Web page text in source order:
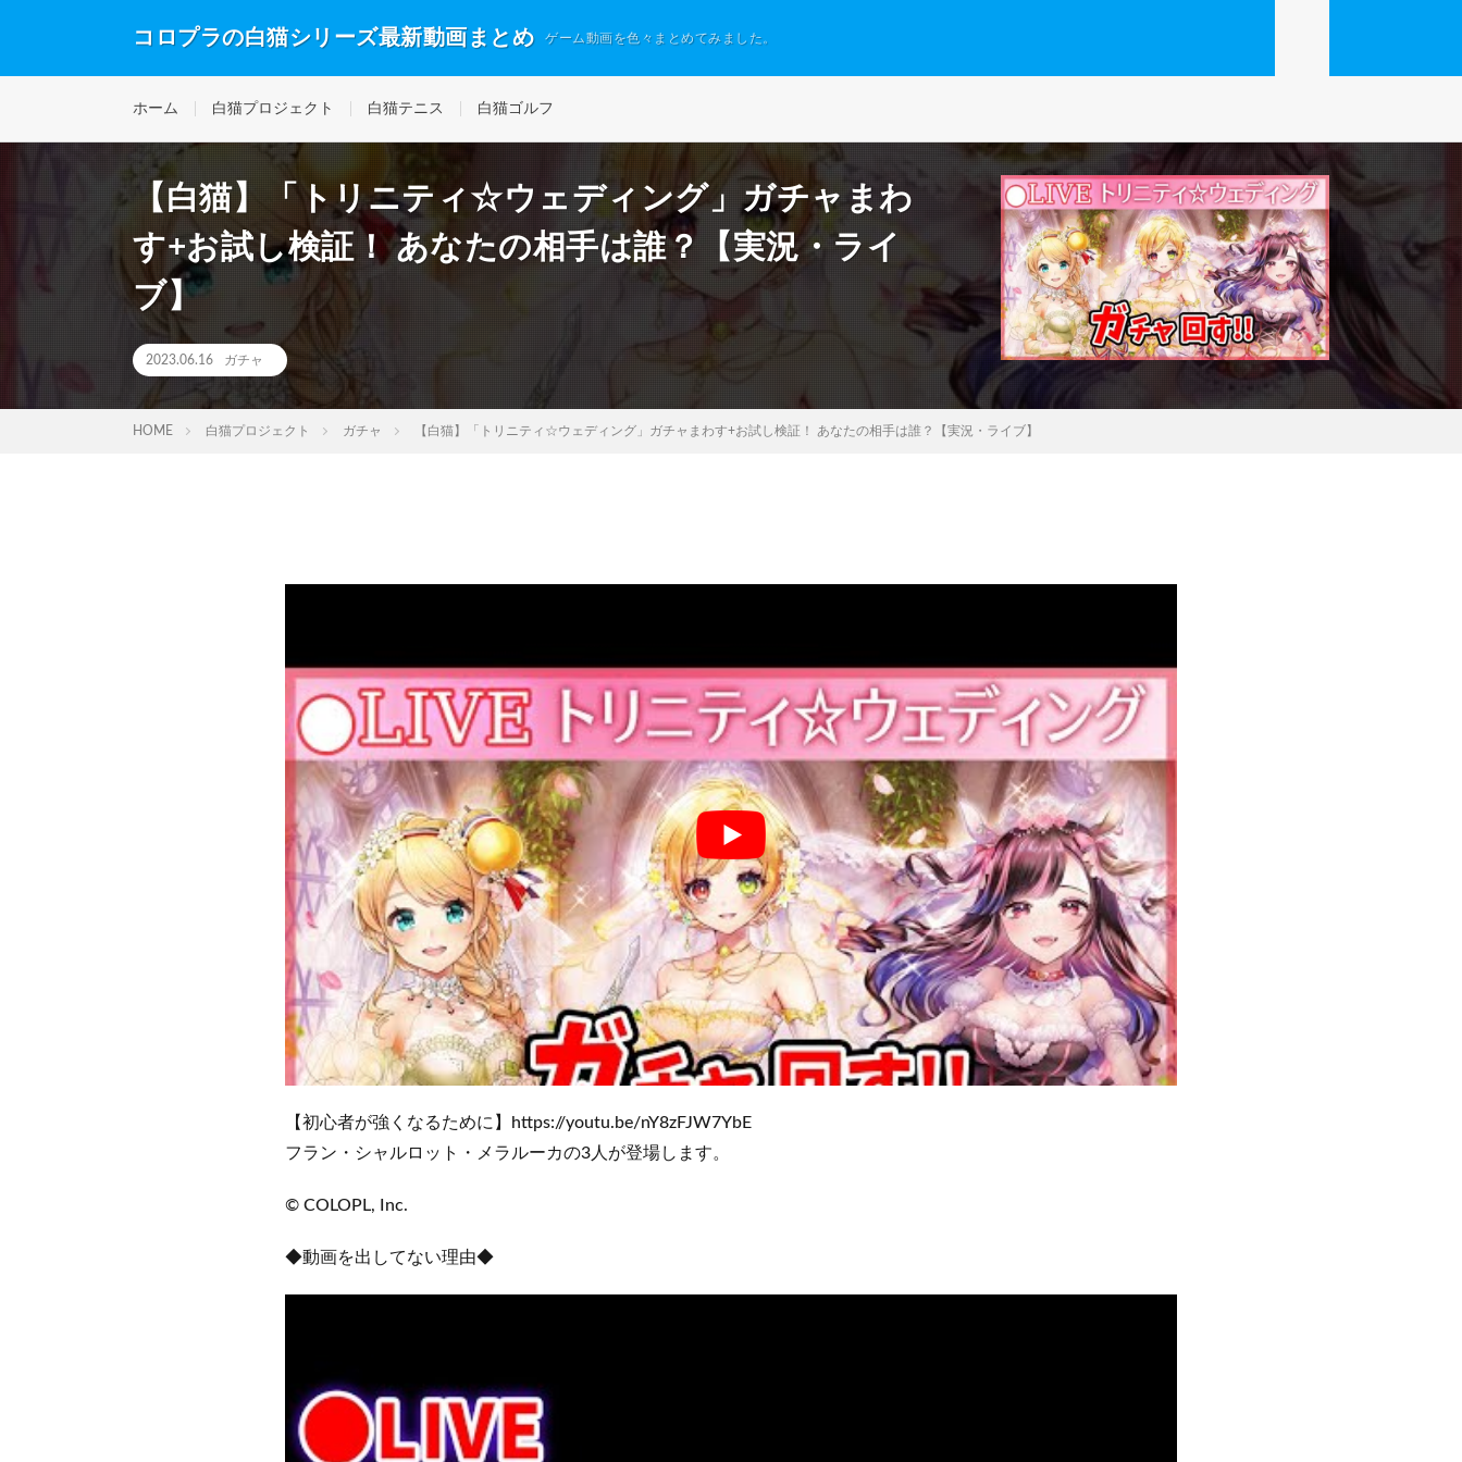
コロプラの白猫シリーズ最新動画まとめ ゲーム動画を色々まとめてみました。
ホーム 白猫プロジェクト 白猫テニス 白猫ゴルフ
【白猫】「トリニティ☆ウェディング」ガチャまわ
す+お試し検証！ あなたの相手は誰？【実況・ライ
ブ】
2023.06.16 ガチャ
HOME 白猫プロジェクト ガチャ 【白猫】「トリニティ☆ウェディング」ガチャまわす+お試し検証！ あなたの相手は誰？【実況・ライブ】
【初心者が強くなるために】https://youtu.be/nY8zFJW7YbE
フラン・シャルロット・メラルーカの3人が登場します。
© COLOPL, Inc.
◆動画を出してない理由◆